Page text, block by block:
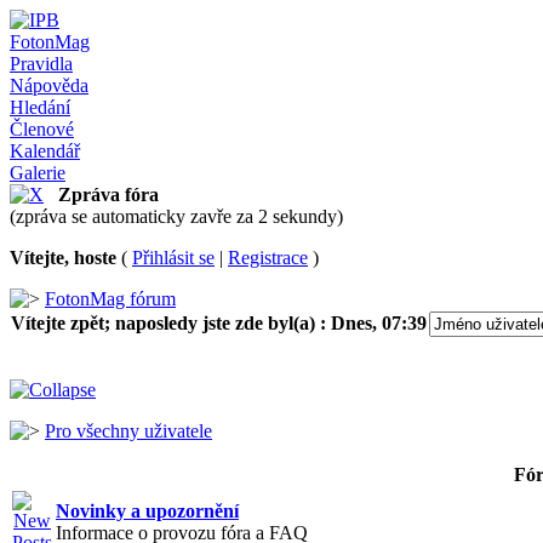
FotonMag
Pravidla
Nápověda
Hledání
Členové
Kalendář
Galerie
Zpráva fóra
(zpráva se automaticky zavře za 2 sekundy)
Vítejte, hoste ( Přihlásit se | Registrace )
FotonMag fórum
Vítejte zpět; naposledy jste zde byl(a) : Dnes, 07:39
Pro všechny uživatele
Novinky a upozornění
Informace o provozu fóra a FAQ